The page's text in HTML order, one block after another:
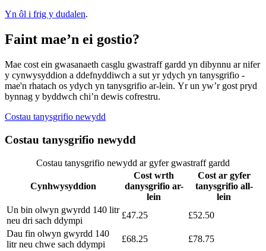
Yn ôl i frig y dudalen.
Faint mae’n ei gostio?
Mae cost ein gwasanaeth casglu gwastraff gardd yn dibynnu ar nifer
y cynwysyddion a ddefnyddiwch a sut yr ydych yn tanysgrifio -
mae'n rhatach os ydych yn tanysgrifio ar-lein. Yr un yw’r gost pryd
bynnag y byddwch chi’n dewis cofrestru.
Costau tanysgrifio newydd
Costau tanysgrifio newydd
Costau tanysgrifio newydd ar gyfer gwastraff gardd
Cynhwysyddion
Cost wrth
danysgrifio ar-
lein
Cost ar gyfer
tanysgrifio all-
lein
Un bin olwyn gwyrdd 140 litr
neu dri sach ddympi
£47.25
£52.50
Dau fin olwyn gwyrdd 140
litr neu chwe sach ddympi
£68.25
£78.75